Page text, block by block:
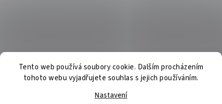
Tento web používá soubory cookie. Dalším procházením
tohoto webu vyjadřujete souhlas s jejich používáním.
Nastavení